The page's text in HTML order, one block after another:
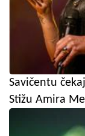
Savičentu
Stižu Amira